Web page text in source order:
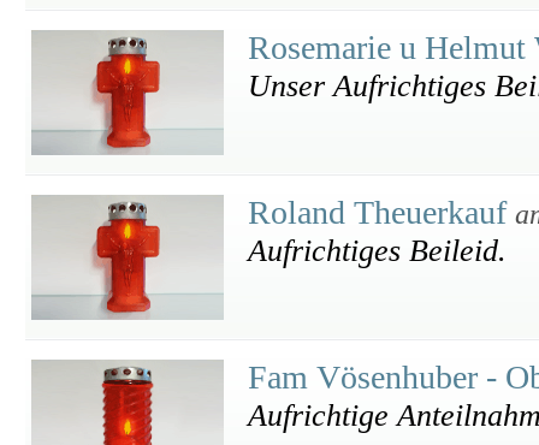
Rosemarie u
Unser Aufrichtiges
Roland Theuerkauf
Aufrichtiges Beileid.
Fam Vösenhuber -
Aufrichtige